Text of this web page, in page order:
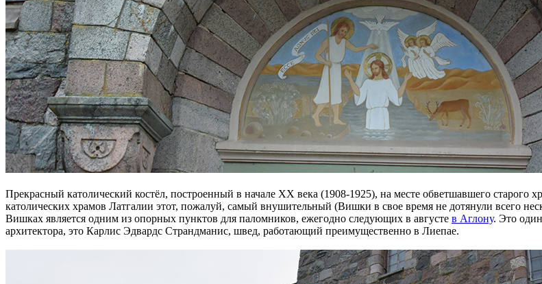
Прекрасный католический костёл, построенный в начале XX века (1908-1925), на месте обветшавшего старого
католических храмов Латгалии этот, пожалуй, самый внушительный (Вишки в свое время не дотянули всего
Вишках является одним из опорных пунктов для паломников, ежегодно следующих в августе в Аглону. Это
архитектора, это Карлис Эдвардс Страндманис, швед, работающий преимущественно в Лиепае.